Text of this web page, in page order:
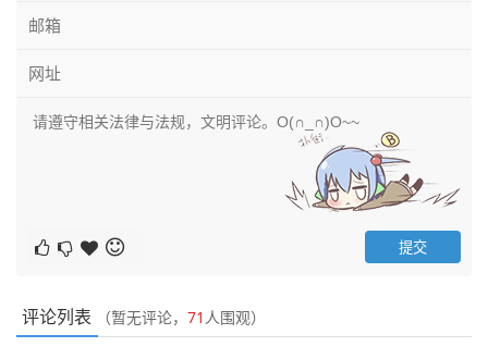
评论列表 （暂无评论， 71 人围观）